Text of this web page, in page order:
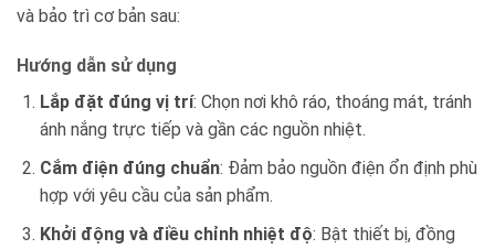
và bảo trì cơ bản sau:
Hướng dẫn sử dụng
Lắp đặt đúng vị trí: Chọn nơi khô ráo, thoáng mát, tránh
ánh nắng trực tiếp và gần các nguồn nhiệt.
Cắm điện đúng chuẩn: Đảm bảo nguồn điện ổn định phù
hợp với yêu cầu của sản phẩm.
Khởi động và điều chỉnh nhiệt độ: Bật thiết bị, đồng